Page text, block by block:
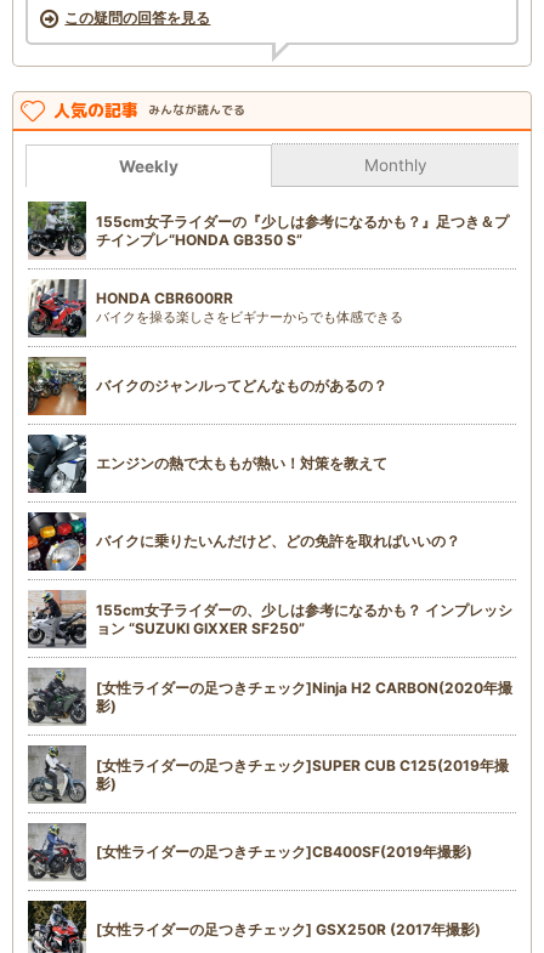
この疑問の回答を見る
人気の記事 みんなが読んでる
Weekly Monthly
155cm女子ライダーの『少しは参考になるかも？』足つき＆プ
チインプレ“HONDA GB350 S”
HONDA CBR600RR
バイクを操る楽しさをビギナーからでも体感できる
バイクのジャンルってどんなものがあるの？
エンジンの熱で太ももが熱い！対策を教えて
バイクに乗りたいんだけど、どの免許を取ればいいの？
155cm女子ライダーの、少しは参考になるかも？ インプレッシ
ョン “SUZUKI GIXXER SF250”
[女性ライダーの足つきチェック]Ninja H2 CARBON(2020年撮
影)
[女性ライダーの足つきチェック]SUPER CUB C125(2019年撮
影)
[女性ライダーの足つきチェック]CB400SF(2019年撮影)
[女性ライダーの足つきチェック] GSX250R (2017年撮影)